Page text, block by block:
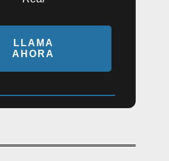
LLAMA
AHORA